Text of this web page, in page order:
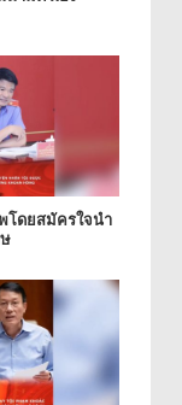
โดยสมัครใจนำ